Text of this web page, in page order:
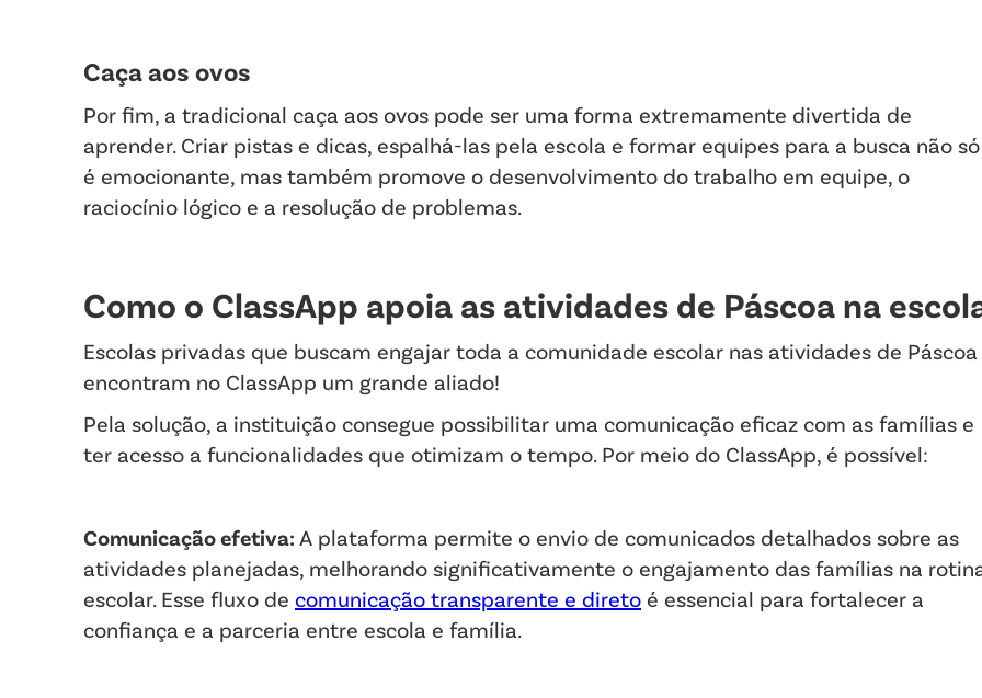
Caça aos ovos
Por fim, a tradicional caça aos ovos pode ser uma forma extremamente divertida de
aprender. Criar pistas e dicas, espalhá-las pela escola e formar equipes para a busca não só
é emocionante, mas também promove o desenvolvimento do trabalho em equipe, o
raciocínio lógico e a resolução de problemas.
Como o ClassApp apoia as atividades de Páscoa na
Escolas privadas que buscam engajar toda a comunidade escolar nas atividades de Páscoa
encontram no ClassApp um grande aliado!
Pela solução, a instituição consegue possibilitar uma comunicação eficaz com as famílias e
ter acesso a funcionalidades que otimizam o tempo. Por meio do ClassApp, é possível:
Comunicação efetiva: A plataforma permite o envio de comunicados detalhados sobre as
atividades planejadas, melhorando significativamente o engajamento das famílias na
escolar. Esse fluxo de comunicação transparente e direto é essencial para fortalecer a
confiança e a parceria entre escola e família.